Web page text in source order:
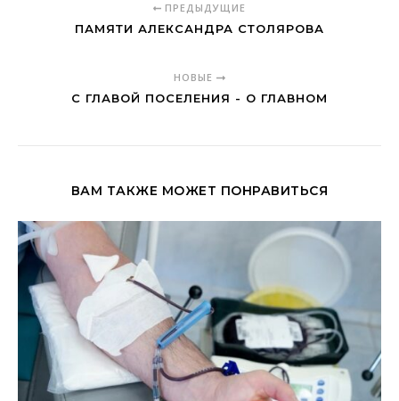
ПРЕДЫДУЩИЕ
ПАМЯТИ АЛЕКСАНДРА СТОЛЯРОВА
НОВЫЕ
С ГЛАВОЙ ПОСЕЛЕНИЯ - О ГЛАВНОМ
ВАМ ТАКЖЕ МОЖЕТ ПОНРАВИТЬСЯ